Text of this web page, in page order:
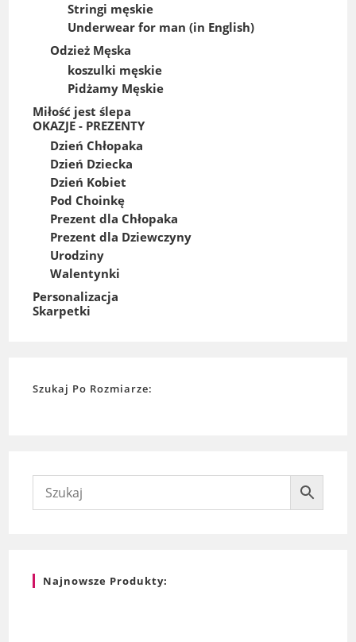
Stringi męskie
Underwear for man (in English)
Odzież Męska
koszulki męskie
Pidżamy Męskie
Miłość jest ślepa
OKAZJE - PREZENTY
Dzień Chłopaka
Dzień Dziecka
Dzień Kobiet
Pod Choinkę
Prezent dla Chłopaka
Prezent dla Dziewczyny
Urodziny
Walentynki
Personalizacja
Skarpetki
Szukaj Po Rozmiarze:
Najnowsze Produkty: